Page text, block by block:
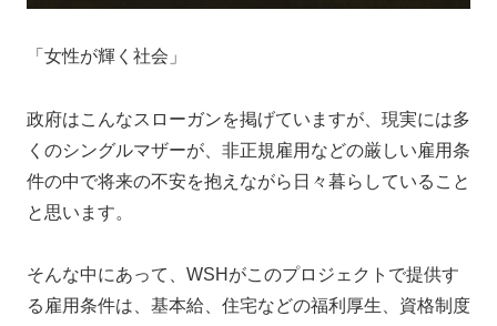
「女性が輝く社会」
政府はこんなスローガンを掲げていますが、現実には多
くのシングルマザーが、非正規雇用などの厳しい雇用条
件の中で将来の不安を抱えながら日々暮らしていること
と思います。
そんな中にあって、WSHがこのプロジェクトで提供す
る雇用条件は、基本給、住宅などの福利厚生、資格制度